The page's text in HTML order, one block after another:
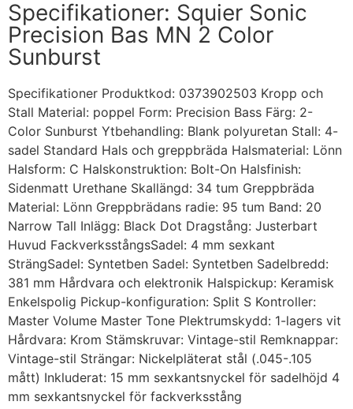
Specifikationer: Squier Sonic
Precision Bas MN 2 Color
Sunburst
Specifikationer Produktkod: 0373902503 Kropp och
Stall Material: poppel Form: Precision Bass Färg: 2-
Color Sunburst Ytbehandling: Blank polyuretan Stall: 4-
sadel Standard Hals och greppbräda Halsmaterial: Lönn
Halsform: C Halskonstruktion: Bolt-On Halsfinish:
Sidenmatt Urethane Skallängd: 34 tum Greppbräda
Material: Lönn Greppbrädans radie: 95 tum Band: 20
Narrow Tall Inlägg: Black Dot Dragstång: Justerbart
Huvud FackverksstångsSadel: 4 mm sexkant
SträngSadel: Syntetben Sadel: Syntetben Sadelbredd:
381 mm Hårdvara och elektronik Halspickup: Keramisk
Enkelspolig Pickup-konfiguration: Split S Kontroller:
Master Volume Master Tone Plektrumskydd: 1-lagers vit
Hårdvara: Krom Stämskruvar: Vintage-stil Remknappar:
Vintage-stil Strängar: Nickelpläterat stål (.045-.105
mått) Inkluderat: 15 mm sexkantsnyckel för sadelhöjd 4
mm sexkantsnyckel för fackverksstång